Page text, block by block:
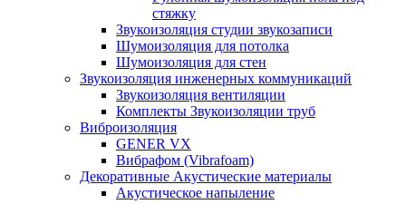
стяжку
Звукоизоляция студии звукозаписи
Шумоизоляция для потолка
Шумоизоляция для стен
Звукоизоляция инженерных коммуникаций
Звукоизоляция вентиляции
Комплекты Звукоизоляции труб
Виброизоляция
GENER VX
Вибрафом (Vibrafoam)
Декоративные Акустические материалы
Акустическое напыление